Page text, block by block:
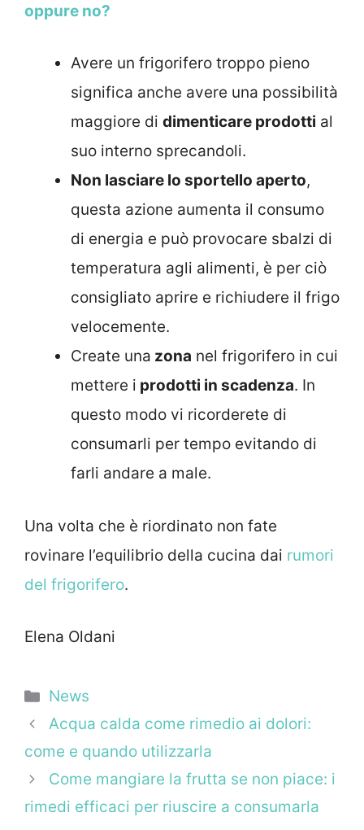
oppure no?
Avere un frigorifero troppo pieno
significa anche avere una possibilità
maggiore di dimenticare prodotti al
suo interno sprecandoli.
Non lasciare lo sportello aperto,
questa azione aumenta il consumo
di energia e può provocare sbalzi di
temperatura agli alimenti, è per ciò
consigliato aprire e richiudere il frigo
velocemente.
Create una zona nel frigorifero in cui
mettere i prodotti in scadenza. In
questo modo vi ricorderete di
consumarli per tempo evitando di
farli andare a male.
Una volta che è riordinato non fate
rovinare l’equilibrio della cucina dai rumori
del frigorifero.
Elena Oldani
Categorie
News
Acqua calda come rimedio ai dolori:
come e quando utilizzarla
Come mangiare la frutta se non piace: i
rimedi efficaci per riuscire a consumarla